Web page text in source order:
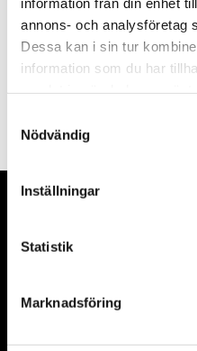
annons- och analysföretag
Dessa kan i sin tur
information som du har
Nödvändig
Inställningar
Statistik
Marknadsföring
Våra främsta leverantörer är
gärna om vad som helst då